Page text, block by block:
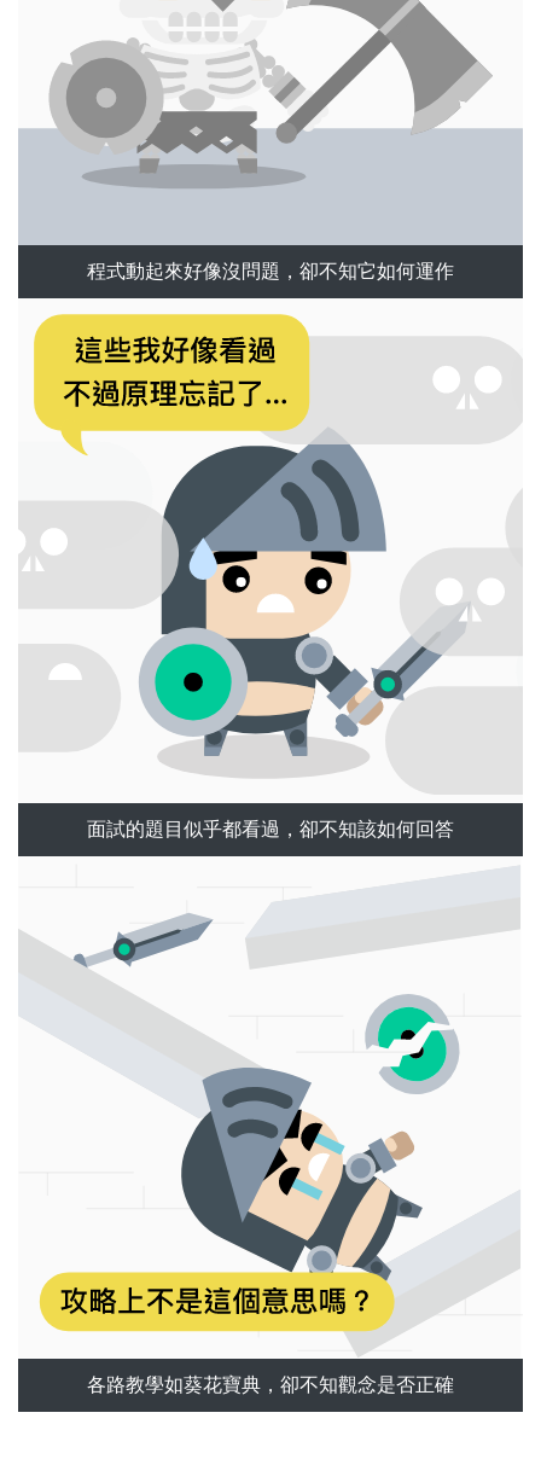
程式動起來好像沒問題，卻不知它如何運作
面試的題目似乎都看過，卻不知該如何回答
各路教學如葵花寶典，卻不知觀念是否正確